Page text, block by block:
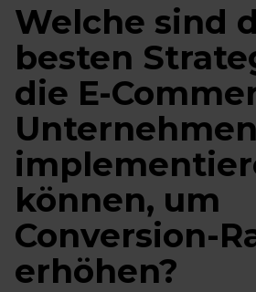
Welche sind
besten
die E-
Unternehmen
können, um
Conversion-
erhöhen?